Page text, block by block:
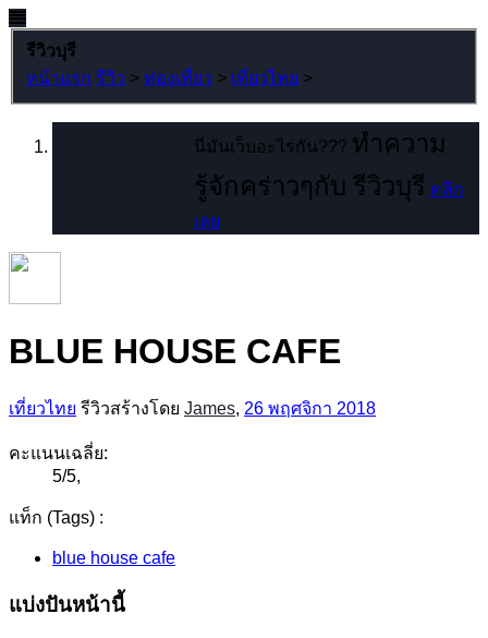
รีวิวบุรี
หน้าแรก รีวิว > ท่องเที่ยว > เที่ยวไทย >
นี่มันเว็บอะไรกัน??? ทำความ
รู้จักคร่าวๆกับ รีวิวบุรี คลิก
เลย
BLUE HOUSE CAFE
เที่ยวไทย รีวิวสร้างโดย James, 26 พฤศจิกา 2018
คะแนนเฉลี่ย:
5/5,
แท็ก (Tags) :
blue house cafe
แบ่งปันหน้านี้